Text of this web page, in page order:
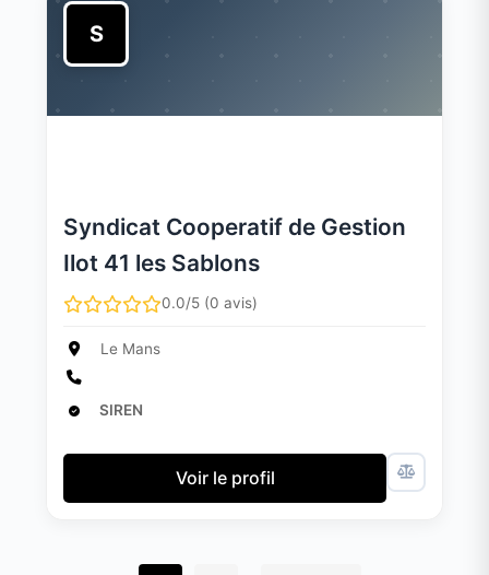
S
Syndicat Cooperatif de Gestion
Ilot 41 les Sablons
0.0/5 (0 avis)
Le Mans
SIREN
Voir le profil